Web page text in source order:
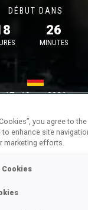
DÉBUT DANS
25
MINUTES
17—18 oct. 2026
À VENIR
you agree to
enhance site
marketing efforts.